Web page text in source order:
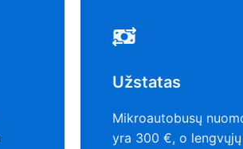
Užstatas
Mikroautobusų
yra 300 €, o